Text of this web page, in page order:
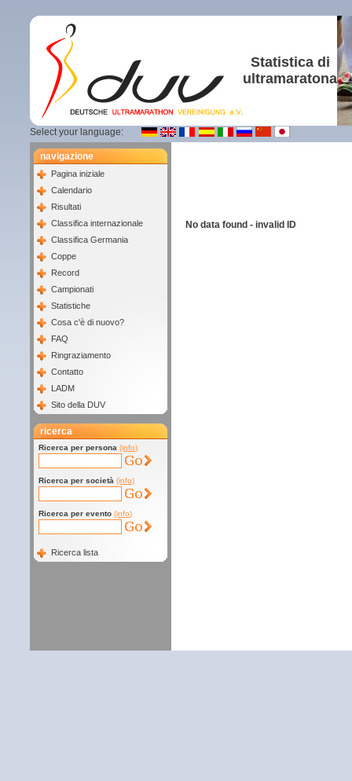
Statistica di
ultramaratona
Select your language:
navigazione
Pagina iniziale
Calendario
Risultati
Classifica internazionale
Classifica Germania
Coppe
Record
Campionati
Statistiche
Cosa c'è di nuovo?
FAQ
Ringraziamento
Contatto
LADM
Sito della DUV
ricerca
Ricerca per persona (info)
Ricerca per società (info)
Ricerca per evento (info)
Ricerca lista
No data found - invalid ID